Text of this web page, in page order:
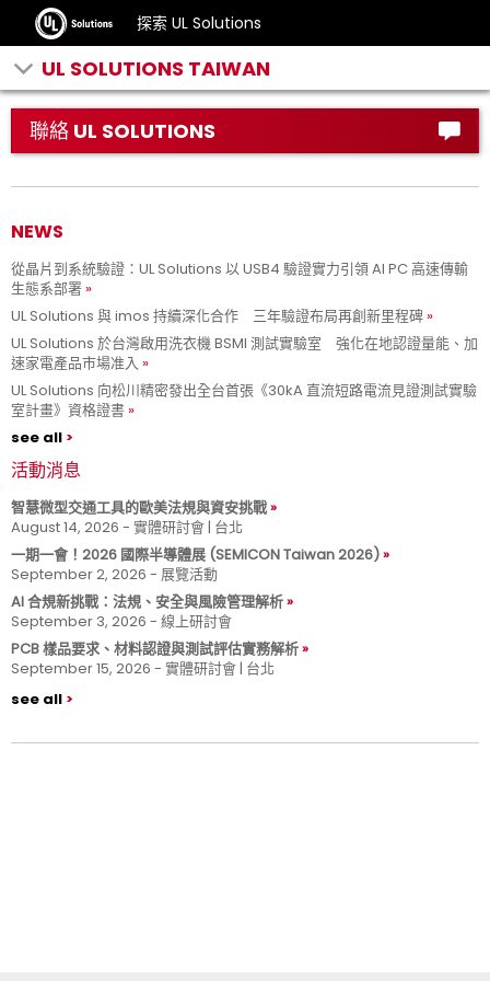
探索 UL Solutions
UL SOLUTIONS TAIWAN
聯絡 UL SOLUTIONS
NEWS
從晶片到系統驗證：UL Solutions 以 USB4 驗證實力引領 AI PC 高速傳輸
生態系部署
UL Solutions 與 imos 持續深化合作 三年驗證布局再創新里程碑
UL Solutions 於台灣啟用洗衣機 BSMI 測試實驗室 強化在地認證量能、加
速家電產品市場准入
UL Solutions 向松川精密發出全台首張《30kA 直流短路電流見證測試實驗
室計畫》資格證書
see all
活動消息
智慧微型交通工具的歐美法規與資安挑戰
August 14, 2026 - 實體研討會 | 台北
一期一會！2026 國際半導體展 (SEMICON Taiwan 2026)
September 2, 2026 - 展覽活動
AI 合規新挑戰：法規、安全與風險管理解析
September 3, 2026 - 線上研討會
PCB 樣品要求、材料認證與測試評估實務解析
September 15, 2026 - 實體研討會 | 台北
see all